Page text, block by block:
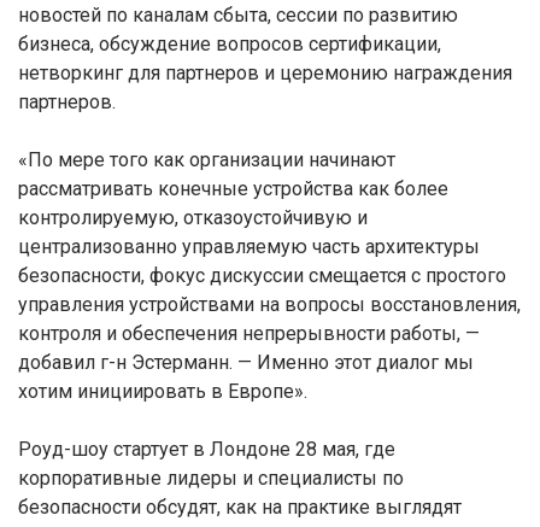
новостей по каналам сбыта, сессии по развитию
бизнеса, обсуждение вопросов сертификации,
нетворкинг для партнеров и церемонию награждения
партнеров.
«По мере того как организации начинают
рассматривать конечные устройства как более
контролируемую, отказоустойчивую и
централизованно управляемую часть архитектуры
безопасности, фокус дискуссии смещается с простого
управления устройствами на вопросы восстановления,
контроля и обеспечения непрерывности работы, —
добавил г-н Эстерманн. — Именно этот диалог мы
хотим инициировать в Европе».
Роуд-шоу стартует в Лондоне 28 мая, где
корпоративные лидеры и специалисты по
безопасности обсудят, как на практике выглядят